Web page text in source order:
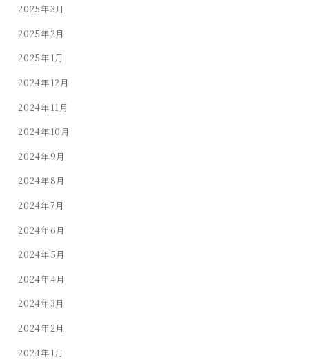
2025年3月
2025年2月
2025年1月
2024年12月
2024年11月
2024年10月
2024年9月
2024年8月
2024年7月
2024年6月
2024年5月
2024年4月
2024年3月
2024年2月
2024年1月